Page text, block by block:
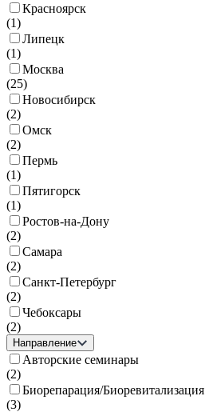
Красноярск
(1)
Липецк
(1)
Москва
(25)
Новосибирск
(2)
Омск
(2)
Пермь
(1)
Пятигорск
(1)
Ростов-на-Дону
(2)
Самара
(2)
Санкт-Петербург
(2)
Чебоксары
(2)
Направление
Авторские семинары
(2)
Биорепарация/Биоревитализация
(3)